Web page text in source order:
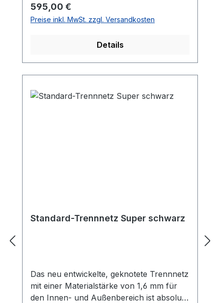
Regulärer Preis:
595,00 €
Preise inkl. MwSt. zzgl. Versandkosten
Details
Standard-Trennnetz Super schwarz
Das neu entwickelte, geknotete Trennnetz
mit einer Materialstärke von 1,6 mm für
den Innen- und Außenbereich ist absolut